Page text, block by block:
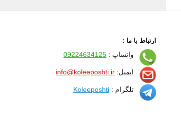
ارتباط با ما :
واتساپ : 09224634125
ایمیل: info@koleeposhti.ir
تلگرام : Koleeposhti